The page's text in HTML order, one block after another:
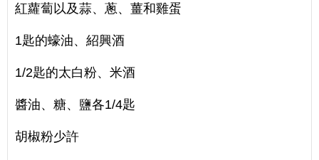
紅蘿蔔以及蒜、蔥、薑和雞蛋
1匙的蠔油、紹興酒
1/2匙的太白粉、米酒
醬油、糖、鹽各1/4匙
胡椒粉少許